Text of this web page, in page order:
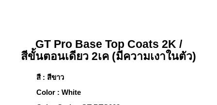
GT Pro Base Top Coats 2K /
สีขั้นตอนเดียว 2เค (มีความเงาในตัว)
สี : สีขาว
Color : White